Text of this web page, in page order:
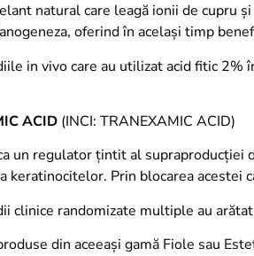
natural care leagă ionii de cupru
oferind în același timp
in vivo care au utilizat acid fitic
ACID (INCI: TRANEXAMIC ACID)
un regulator țintit al supraproducției
keratinocitelor. Prin blocarea acestei
clinice randomizate multiple au
din aceeași gamă Fiole sau